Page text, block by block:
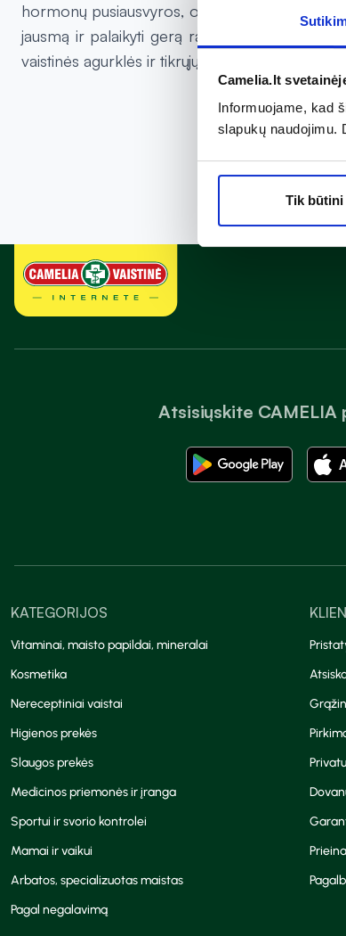
Camelia.lt
Informuojame, kad
slapukų naudojimu.
Tik būtini
hormonų pusiausvyros, o magnio ir vitamino
jausmą ir palaikyti gerą raumenų veiklą.
vaistinės agurklės ir tikrųjų skaistminių
Atsisiųskite CAMELIA
KATEGORIJOS
Vitaminai, maisto papildai, mineralai
Kosmetika
Nereceptiniai vaistai
Higienos prekės
Slaugos prekės
Medicinos priemonės ir įranga
Sportui ir svorio kontrolei
Mamai ir vaikui
Arbatos, specializuotas maistas
Pagal negalavimą